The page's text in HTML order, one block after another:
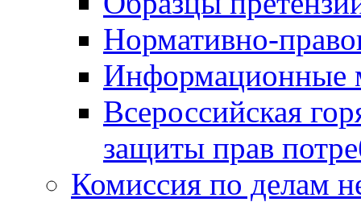
Нормативно-
Информационные
Всероссийская
защиты прав
Комиссия по делам